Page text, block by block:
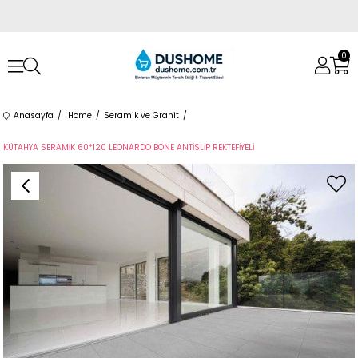
0
Anasayfa Home Seramik ve Granit
KÜTAHYA SERAMİK 60*120 LEONARDO BONE ANTİSLİP REKTEFİYELİ